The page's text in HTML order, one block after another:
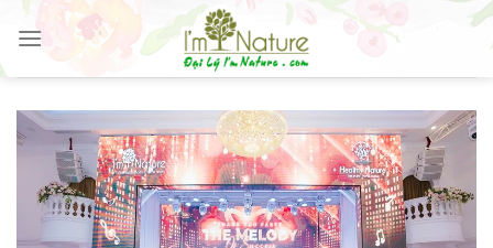
Skip
content